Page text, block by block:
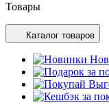
Товары
Каталог товаров